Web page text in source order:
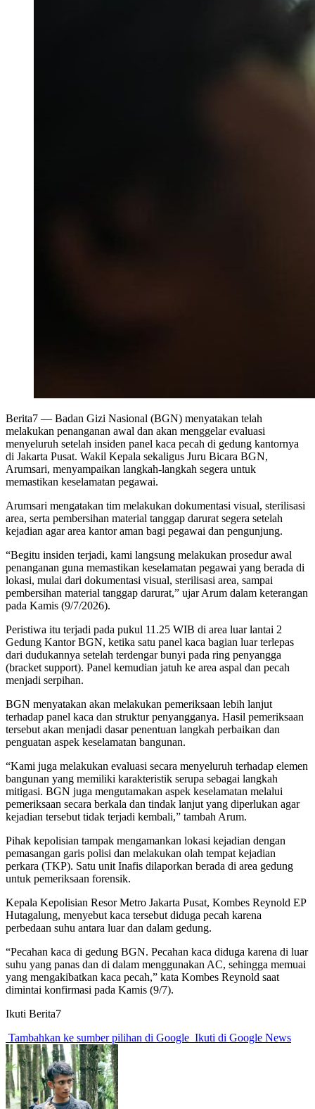
Berita7 — Badan Gizi Nasional (BGN) menyatakan telah
melakukan penanganan awal dan akan menggelar evaluasi
menyeluruh setelah insiden panel kaca pecah di gedung kantornya
di Jakarta Pusat. Wakil Kepala sekaligus Juru Bicara BGN,
Arumsari, menyampaikan langkah-langkah segera untuk
memastikan keselamatan pegawai.
Arumsari mengatakan tim melakukan dokumentasi visual, sterilisasi
area, serta pembersihan material tanggap darurat segera setelah
kejadian agar area kantor aman bagi pegawai dan pengunjung.
“Begitu insiden terjadi, kami langsung melakukan prosedur awal
penanganan guna memastikan keselamatan pegawai yang berada di
lokasi, mulai dari dokumentasi visual, sterilisasi area, sampai
pembersihan material tanggap darurat,” ujar Arum dalam keterangan
pada Kamis (9/7/2026).
Peristiwa itu terjadi pada pukul 11.25 WIB di area luar lantai 2
Gedung Kantor BGN, ketika satu panel kaca bagian luar terlepas
dari dudukannya setelah terdengar bunyi pada ring penyangga
(bracket support). Panel kemudian jatuh ke area aspal dan pecah
menjadi serpihan.
BGN menyatakan akan melakukan pemeriksaan lebih lanjut
terhadap panel kaca dan struktur penyangganya. Hasil pemeriksaan
tersebut akan menjadi dasar penentuan langkah perbaikan dan
penguatan aspek keselamatan bangunan.
“Kami juga melakukan evaluasi secara menyeluruh terhadap elemen
bangunan yang memiliki karakteristik serupa sebagai langkah
mitigasi. BGN juga mengutamakan aspek keselamatan melalui
pemeriksaan secara berkala dan tindak lanjut yang diperlukan agar
kejadian tersebut tidak terjadi kembali,” tambah Arum.
Pihak kepolisian tampak mengamankan lokasi kejadian dengan
pemasangan garis polisi dan melakukan olah tempat kejadian
perkara (TKP). Satu unit Inafis dilaporkan berada di area gedung
untuk pemeriksaan forensik.
Kepala Kepolisian Resor Metro Jakarta Pusat, Kombes Reynold EP
Hutagalung, menyebut kaca tersebut diduga pecah karena
perbedaan suhu antara luar dan dalam gedung.
“Pecahan kaca di gedung BGN. Pecahan kaca diduga karena di luar
suhu yang panas dan di dalam menggunakan AC, sehingga memuai
yang mengakibatkan kaca pecah,” kata Kombes Reynold saat
dimintai konfirmasi pada Kamis (9/7).
Ikuti Berita7
Tambahkan ke sumber pilihan di Google Ikuti di Google News